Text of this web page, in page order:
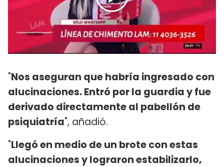
"Nos aseguran que habría ingresado con
alucinaciones. Entró por la guardia y fue
derivado directamente al pabellón de
psiquiatría", añadió.
"Llegó en medio de un brote con estas
alucinaciones y lograron estabilizarlo,